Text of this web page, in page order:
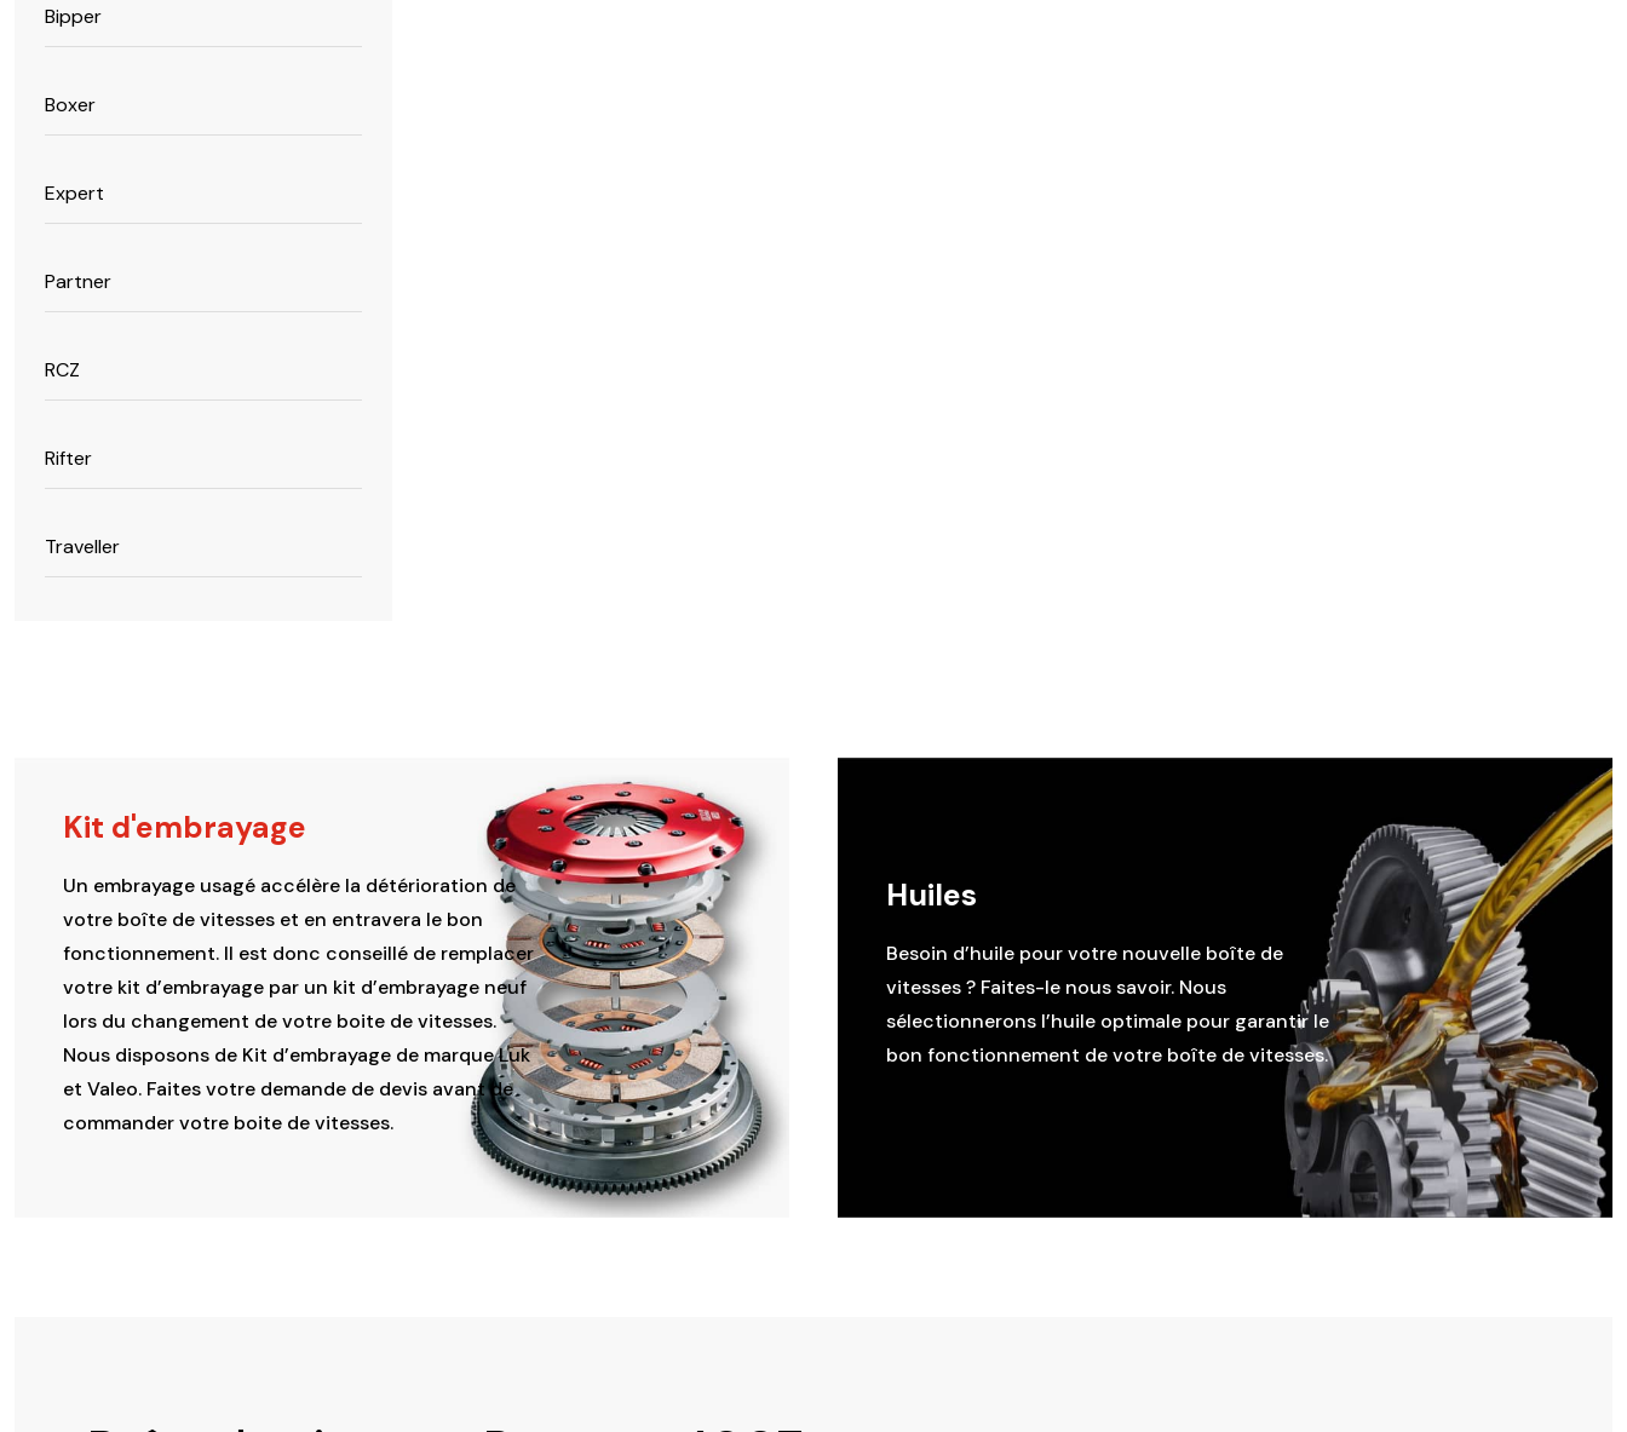
Bipper
Boxer
Expert
Partner
RCZ
Rifter
Traveller
Kit d'embrayage
Un embrayage usagé accélère la détérioration de
votre boîte de vitesses et en entravera le bon
fonctionnement. Il est donc conseillé de remplacer
votre kit d’embrayage par un kit d’embrayage neuf
lors du changement de votre boite de vitesses.
Nous disposons de Kit d’embrayage de marque Luk
et Valeo. Faites votre demande de devis avant de
commander votre boite de vitesses.
Huiles
Besoin d’huile pour votre nouvelle boîte de
vitesses ? Faites-le nous savoir. Nous
sélectionnerons l’huile optimale pour garantir le
bon fonctionnement de votre boîte de vitesses.